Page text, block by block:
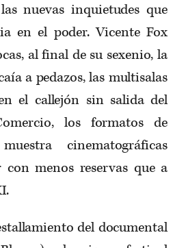
nuevas inquietudes que
en el poder. Vicente Fox
al final de su sexenio, la
a pedazos, las multisalas
el callejón sin salida del
los formatos de
cinematográficas
menos reservas que a
del documental